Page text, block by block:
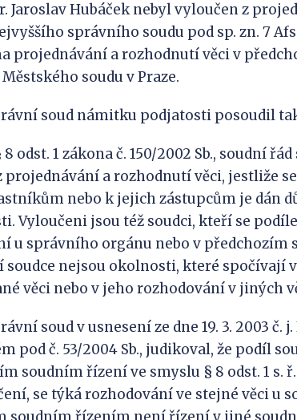
Jaroslav Hubáček nebyl vyloučen z
správního soudu pod sp. zn. 7
projednávání a rozhodnutí věci v
soudu v Praze.
soud námitku podjatosti posoudil
8 odst. 1 zákona č. 150/2002 Sb., soudní
projednávání a rozhodnutí věci, jestliže
nebo k jejich zástupcům je dán
Vyloučeni jsou též soudci, kteří se
u správního orgánu nebo v předchozím
soudce nejsou okolnosti, které spočívají
věci nebo v jeho rozhodování v jiných
soud v usnesení ze dne 19. 3. 2003 č.
pod č. 53/2004 Sb., judikoval, že podíl
soudním řízení ve smyslu § 8 odst. 1 s.
se týká rozhodování ve stejné věci u